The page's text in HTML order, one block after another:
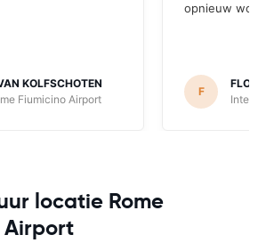
KOLFSCHOTEN
Fiumicino Airport
opnieuw
F
locatie Rome
Airport